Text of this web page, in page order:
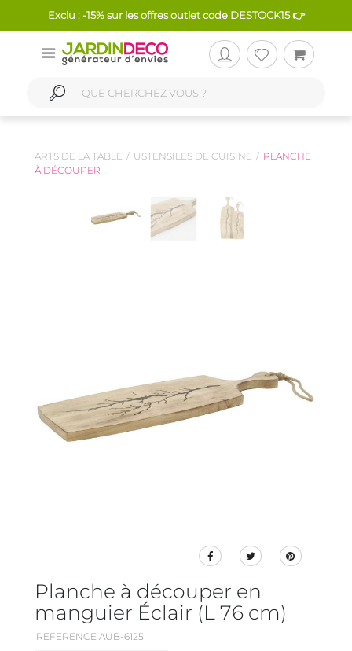
Exclu : -15% sur les offres outlet code DESTOCK15 👉
ARTS DE LA TABLE USTENSILES DE CUISINE
PLANCHE
À DÉCOUPER
Planche à découper en
manguier Éclair (L 76 cm)
REFERENCE AUB-6125